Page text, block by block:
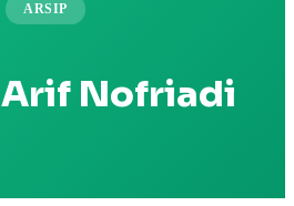
ARSIP
Arif Nofriadi